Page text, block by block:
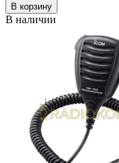
В корзину
В наличии